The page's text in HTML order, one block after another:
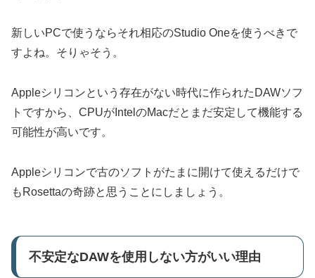
新しいPCで使うならそれ相応のStudio Oneを使うべきで
すよね。そりゃそう。
Appleシリコンという存在がない時代に作られたDAWソフ
トですから、CPUがIntelのMacだとまだ安定して機能する
可能性が高いです。
Appleシリコンで古のソフトがたまに開けて使えるだけで
もRosettaの奇跡と思うことにしましょう。
不安定なDAWを使用しない方がいい理由